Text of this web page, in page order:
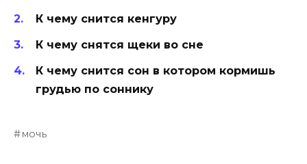
К чему снится кенгуру
К чему снятся щеки во сне
К чему снится сон в котором кормишь
грудью по соннику
мочь